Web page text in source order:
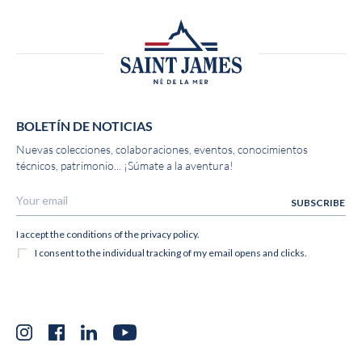
BOLETÍN DE NOTICIAS
Nuevas colecciones, colaboraciones, eventos, conocimientos
técnicos, patrimonio... ¡Súmate a la aventura!
InstagramFacebookLinkedInYouTube